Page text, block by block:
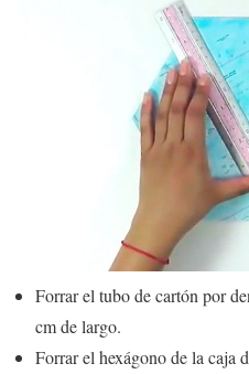
Forrar el tubo de cartón por
cm de largo.
Forrar el hexágono de la caja